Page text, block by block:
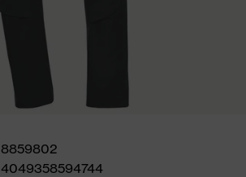
8859802
4049358594744